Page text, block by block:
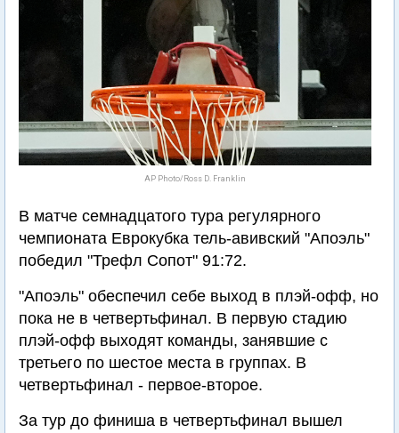
AP Photo/Ross D. Franklin
В матче семнадцатого тура регулярного
чемпионата Еврокубка тель-авивский "Апоэль"
победил "Трефл Сопот" 91:72.
"Апоэль" обеспечил себе выход в плэй-офф, но
пока не в четвертьфинал. В первую стадию
плэй-офф выходят команды, занявшие с
третьего по шестое места в группах. В
четвертьфинал - первое-второе.
За тур до финиша в четвертьфинал вышел